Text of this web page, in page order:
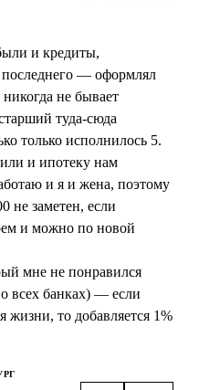
и кредиты,
последнего — оформлял
не бывает
туда-сюда
только исполнилось 5.
и ипотеку нам
и я и жена, поэтому
не заметен, если
и можно по новой
мне не понравился
всех банках) — если
жизни, то добавляется 1%